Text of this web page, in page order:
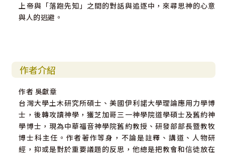
上帝與「落跑先知」之間的對話與追逐中，來尋思神的心意
與人的逃避。
作者介紹
作者 吳獻章
台灣大學土木研究所碩士、美國伊利諾大學理論應用力學博
士，後轉攻讀神學，獲芝加哥三一神學院道學碩士及舊約神
學博士，現為中華福音神學院舊約教授、研發部部長暨教牧
博士科主任。作者著作等身，不論是註釋、講道、人物研
經，抑或是對於重要議題的反思，他總是把教會和信徒放在